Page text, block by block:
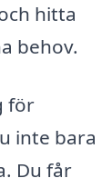
hitta
behov.
för
inte bara
Du får